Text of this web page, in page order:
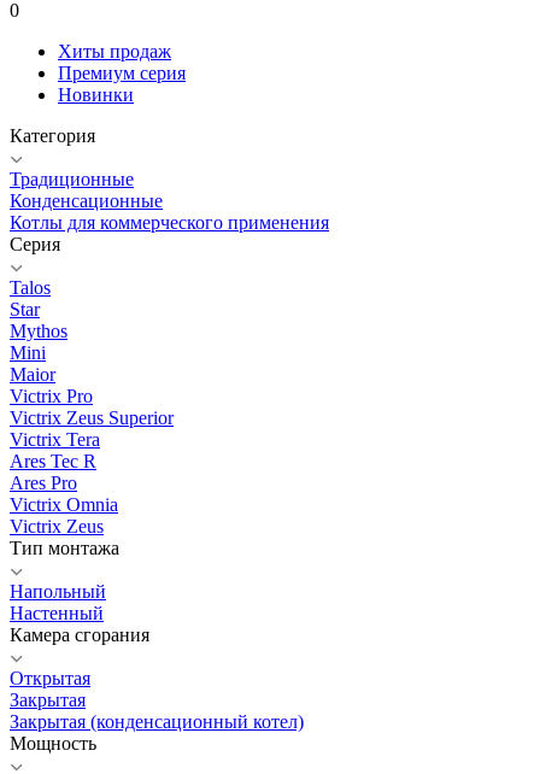
0
Хиты продаж
Премиум серия
Новинки
Категория
Традиционные
Конденсационные
Котлы для коммерческого применения
Серия
Talos
Star
Mythos
Mini
Maior
Victrix Pro
Victrix Zeus Superior
Victrix Tera
Ares Tec R
Ares Pro
Victrix Omnia
Victrix Zeus
Тип монтажа
Напольный
Настенный
Камера сгорания
Открытая
Закрытая
Закрытая (конденсационный котел)
Мощность